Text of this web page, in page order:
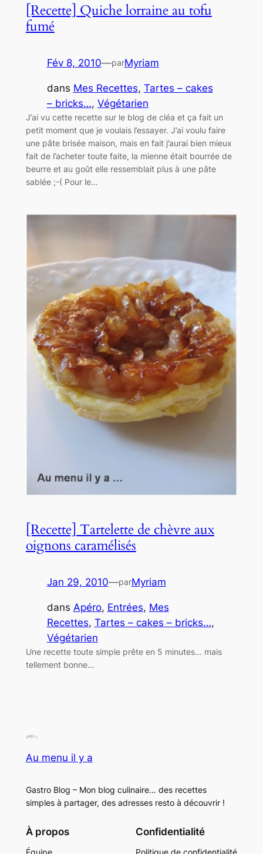
[Recette] Quiche lorraine au tofu
fumé
Fév 8, 2010—parMyriam
dans Mes Recettes, Tartes – cakes
– bricks…, Végétarien
J’ai vu cette recette sur le blog de cléa et ça fait un
petit moment que je voulais l’essayer. J’ai voulu faire
une pâte brisée maison, mais en fait j’aurai bien mieux
fait de l’acheter toute faite, la mienne était bourrée de
beurre et au goût elle ressemblait plus à une pâte
sablée ;-( Pour le…
[Recette] Tartelette de chèvre aux
oignons caramélisés
Jan 29, 2010—parMyriam
dans Apéro, Entrées, Mes
Recettes, Tartes – cakes – bricks…
Végétarien
Une recette toute simple prête en 5 minutes… mais
tellement bonne…
Au menu il y a
Gastro Blog – Mon blog culinaire… des recettes
simples à partager, des adresses resto à découvrir !
À propos
Équipe
Confidentialité
Politique de confidentialité